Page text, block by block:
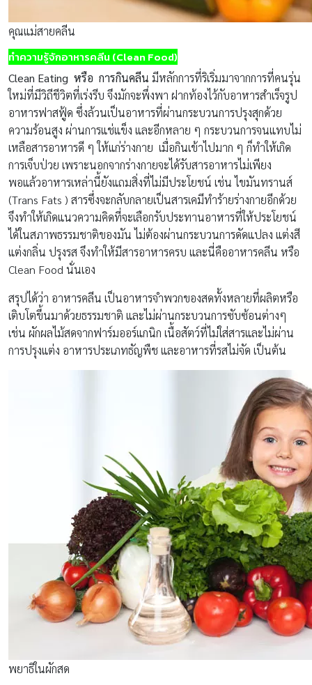
คุณแม่สายคลีน
ทำความรู้จักอาหารคลีน (Clean Food)
Clean Eating หรือ การกินคลีน มีหลักการที่ริเริ่มมาจากการที่คนรุ่น
ใหม่ที่มีวิถีชีวิตที่เร่งรีบ จึงมักจะพึ่งพา ฝากท้องไว้กับอาหารสำเร็จรูป
อาหารฟาสฟู้ด ซึ่งล้วนเป็นอาหารที่ผ่านกระบวนการปรุงสุกด้วย
ความร้อนสูง ผ่านการแช่แข็ง และอีกหลาย ๆ กระบวนการจนแทบไม่
เหลือสารอาหารดี ๆ ให้แก่ร่างกาย เมื่อกินเข้าไปมาก ๆ ก็ทำให้เกิด
การเจ็บป่วย เพราะนอกจากร่างกายจะได้รับสารอาหารไม่เพียง
พอแล้วอาหารเหล่านี้ยังแถมสิ่งที่ไม่มีประโยชน์ เช่น ไขมันทรานส์
(Trans Fats ) สารซึ่งจะกลับกลายเป็นสารเคมีทำร้ายร่างกายอีกด้วย
จึงทำให้เกิดแนวความคิดที่จะเลือกรับประทานอาหารที่ให้ประโยชน์
ได้ในสภาพธรรมชาติของมัน ไม่ต้องผ่านกระบวนการดัดแปลง แต่งสี
แต่งกลิ่น ปรุงรส จึงทำให้มีสารอาหารครบ และนี่คืออาหารคลีน หรือ
Clean Food นั่นเอง
สรุปได้ว่า อาหารคลีน เป็นอาหารจำพวกของสดทั้งหลายที่ผลิตหรือ
เติบโตขึ้นมาด้วยธรรมชาติ และไม่ผ่านกระบวนการซับซ้อนต่างๆ
เช่น ผักผลไม้สดจากฟาร์มออร์แกนิก เนื้อสัตว์ที่ไม่ใส่สารและไม่ผ่าน
การปรุงแต่ง อาหารประเภทธัญพืช และอาหารที่รสไม่จัด เป็นต้น
พยาธิในผักสด